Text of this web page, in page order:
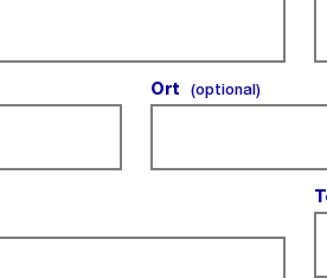
Ort (optional)